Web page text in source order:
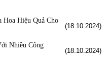
Hiệu Quả Cho
(18.10.2024)
Nhiều Công
(18.10.2024)